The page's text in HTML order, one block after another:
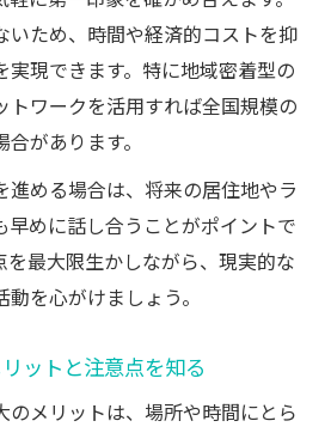
いため、時間や経済的コストを抑
実現できます。特に地域密着型の
トワークを活用すれば全国規模の
があります。
進める場合は、将来の居住地やラ
早めに話し合うことがポイントで
を最大限生かしながら、現実的な
を心がけましょう。
ットと注意点を知る
のメリットは、場所や時間にとら